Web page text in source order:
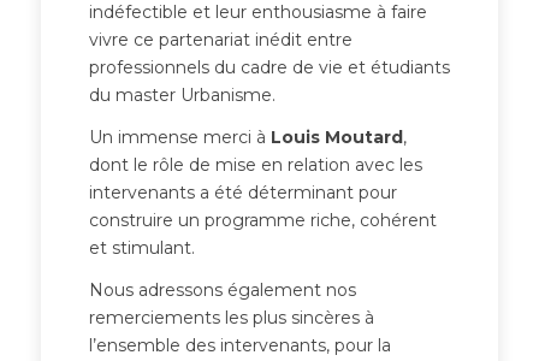
indéfectible et leur enthousiasme à faire
vivre ce partenariat inédit entre
professionnels du cadre de vie et étudiants
du master Urbanisme.
Un immense merci à Louis Moutard,
dont le rôle de mise en relation avec les
intervenants a été déterminant pour
construire un programme riche, cohérent
et stimulant.
Nous adressons également nos
remerciements les plus sincères à
l’ensemble des intervenants, pour la